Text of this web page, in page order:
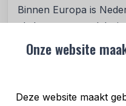
Onze website
Deze website maakt
Binnen Europa is
als het gaat om
elektrische auto’s in
4,9%. Alleen
beter.